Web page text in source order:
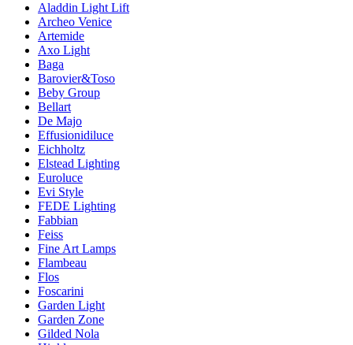
Aladdin Light Lift
Archeo Venice
Artemide
Axo Light
Baga
Barovier&Toso
Beby Group
Bellart
De Majo
Effusionidiluce
Eichholtz
Elstead Lighting
Euroluce
Evi Style
FEDE Lighting
Fabbian
Feiss
Fine Art Lamps
Flambeau
Flos
Foscarini
Garden Light
Garden Zone
Gilded Nola